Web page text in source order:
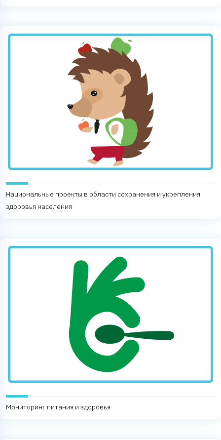
Национальные проекты в области сохранения и укрепления
здоровья населения
Мониторинг питания и здоровья